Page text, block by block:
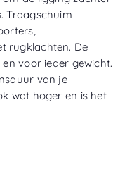
Traagschuim
rugklachten. De
voor ieder gewicht.
van je
wat hoger en is het